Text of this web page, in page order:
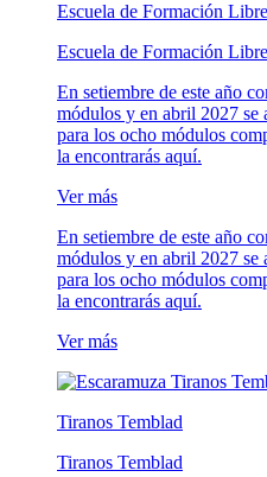
Escuela de Formación
Escuela de Formación
En setiembre de este año
módulos y en abril 2027 se
para los ocho módulos
la encontrarás aquí.
Ver más
En setiembre de este año
módulos y en abril 2027 se
para los ocho módulos
la encontrarás aquí.
Ver más
Tiranos Temblad
Tiranos Temblad